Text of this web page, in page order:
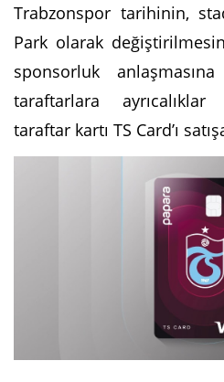
Trabzonspor tarihinin,
Park olarak
sponsorluk
taraftarlara
taraftar kartı TS Card’ı